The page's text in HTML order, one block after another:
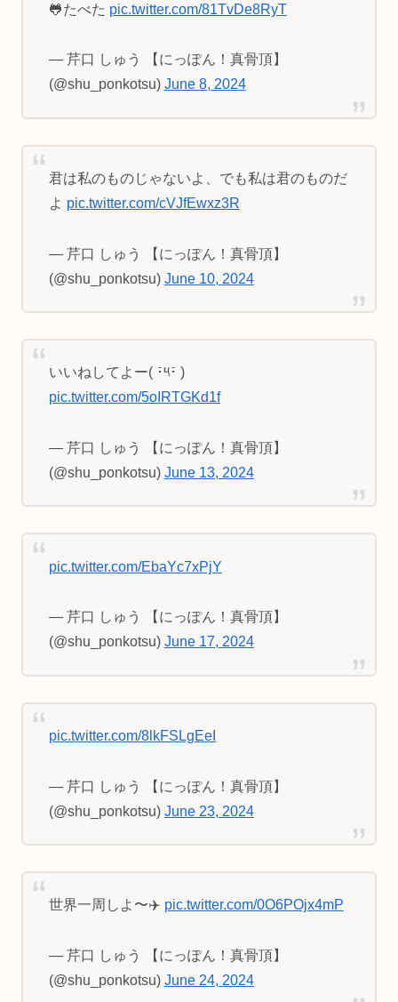
🐸たべた pic.twitter.com/81TvDe8RyT
— 芹口 しゅう 【にっぽん！真骨頂】
(@shu_ponkotsu) June 8, 2024
君は私のものじゃないよ、でも私は君のものだ
よ pic.twitter.com/cVJfEwxz3R
— 芹口 しゅう 【にっぽん！真骨頂】
(@shu_ponkotsu) June 10, 2024
いいねしてよー( ･̆༥･̆ )
pic.twitter.com/5oIRTGKd1f
— 芹口 しゅう 【にっぽん！真骨頂】
(@shu_ponkotsu) June 13, 2024
pic.twitter.com/EbaYc7xPjY
— 芹口 しゅう 【にっぽん！真骨頂】
(@shu_ponkotsu) June 17, 2024
pic.twitter.com/8lkFSLgEeI
— 芹口 しゅう 【にっぽん！真骨頂】
(@shu_ponkotsu) June 23, 2024
世界一周しよ〜✈️ pic.twitter.com/0O6POjx4mP
— 芹口 しゅう 【にっぽん！真骨頂】
(@shu_ponkotsu) June 24, 2024